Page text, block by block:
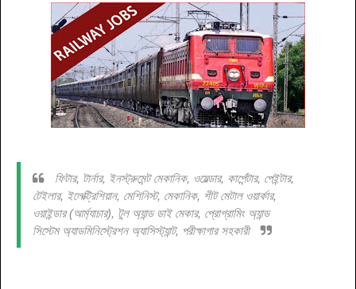
ফিটার, টার্নার, ইনস্ট্রুমেন্ট মেকানিক, ওয়েল্ডার, কার্পেন্টার, পেইন্টার,
টেইলার, ইলেক্ট্রিশিয়ান, মেশিনিস্ট, মেকানিক, শীট মেটাল ওয়ার্কার,
ওয়াইন্ডার (আর্ম্যাচার), টুল অ্যান্ড ডাই মেকার, প্রোগ্রামিং অ্যান্ড
সিস্টেম অ্যাডমিনিস্ট্রেশন অ্যাসিস্ট্যান্ট, পরীক্ষাগার সহকারী